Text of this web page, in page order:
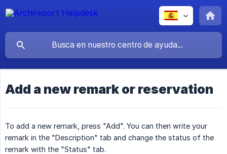
Add a new remark or reservation
To add a new remark, press "Add". You can then write your
remark in the "Description" tab and change the status of the
remark with the "Status" tab.